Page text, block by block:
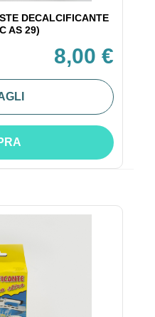
DECALCIFICANTE
AS 29)
8,00 €